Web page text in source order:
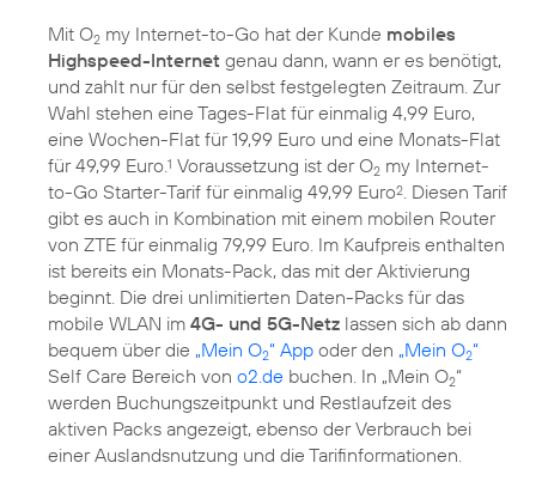
Mit O2 my Internet-to-Go hat der Kunde mobiles
Highspeed-Internet genau dann, wann er es benötigt,
und zahlt nur für den selbst festgelegten Zeitraum. Zur
Wahl stehen eine Tages-Flat für einmalig 4,99 Euro,
eine Wochen-Flat für 19,99 Euro und eine Monats-Flat
für 49,99 Euro. 1 Voraussetzung ist der O2 my Internet-
to-Go Starter-Tarif für einmalig 49,99 Euro2 . Diesen Tarif
gibt es auch in Kombination mit einem mobilen Router
von ZTE für einmalig 79,99 Euro. Im Kaufpreis enthalten
ist bereits ein Monats-Pack, das mit der Aktivierung
beginnt. Die drei unlimitierten Daten-Packs für das
mobile WLAN im 4G- und 5G-Netz lassen sich ab dann
bequem über die „Mein O2“ App oder den „Mein O2“
Self Care Bereich von o2.de buchen. In „Mein O2“
werden Buchungszeitpunkt und Restlaufzeit des
aktiven Packs angezeigt, ebenso der Verbrauch bei
einer Auslandsnutzung und die Tarifinformationen.